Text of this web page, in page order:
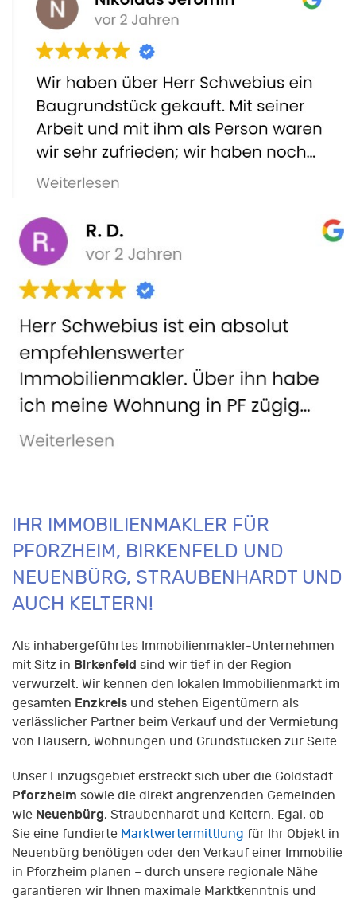
IHR IMMOBILIENMAKLER FÜR
PFORZHEIM, BIRKENFELD UND
NEUENBÜRG, STRAUBENHARDT UND
AUCH KELTERN!
Als inhabergeführtes Immobilienmakler-Unternehmen
mit Sitz in Birkenfeld sind wir tief in der Region
verwurzelt. Wir kennen den lokalen Immobilienmarkt im
gesamten Enzkreis und stehen Eigentümern als
verlässlicher Partner beim Verkauf und der Vermietung
von Häusern, Wohnungen und Grundstücken zur Seite.
Unser Einzugsgebiet erstreckt sich über die Goldstadt
Pforzheim sowie die direkt angrenzenden Gemeinden
wie Neuenbürg, Straubenhardt und Keltern. Egal, ob
Sie eine fundierte Marktwertermittlung für Ihr Objekt in
Neuenbürg benötigen oder den Verkauf einer Immobilie
in Pforzheim planen – durch unsere regionale Nähe
garantieren wir Ihnen maximale Marktkenntnis und